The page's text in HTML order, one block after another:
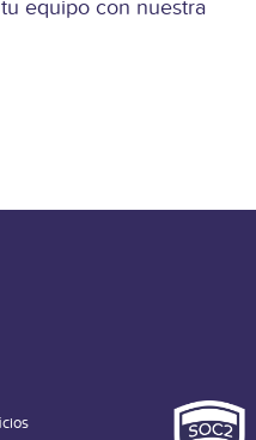
equipo con nuestra